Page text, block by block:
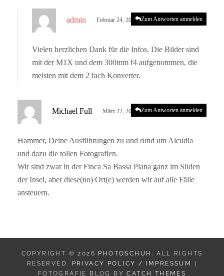
admin
t
:
Februar 24, 2023 um 4:59 p.m. Uhr
Vielen herzlichen Dank für die Infos. Die Bilder sind
mit der M1X und dem 300mm f4 aufgenommen, die
meisten mit dem 2 fach Konverter.
Zum Antworten anmelden
Michael Full
t
:
März 22, 2023 um 10:45 a.m. Uhr
Hammer, Deine Ausführungen zu und rund um Alcudia
und dazu die tollen Fotografien.
Wir sind zwar in der Finca Sa Bassa Plana ganz im Süden
der Insel, aber diese(no) Ort(e) werden wir auf alle Fälle
ansteuern.
Zum Antworten anmelden
COPYRIGHT © 2026 PHOTOSCHUH . ALL RIGHTS
RESERVED.
PRIVACY POLICY / IMPRESSUM
FOTOGRAFIE BLOG BYCATCH THEMES